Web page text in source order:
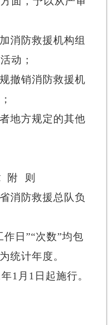
消防救援机构组
动；
撤销消防救援机
地方规定的其他
附
则
消防救援总队负
作日 ”“次数”均包
为统计年度。
年1 月 1 日起施行。